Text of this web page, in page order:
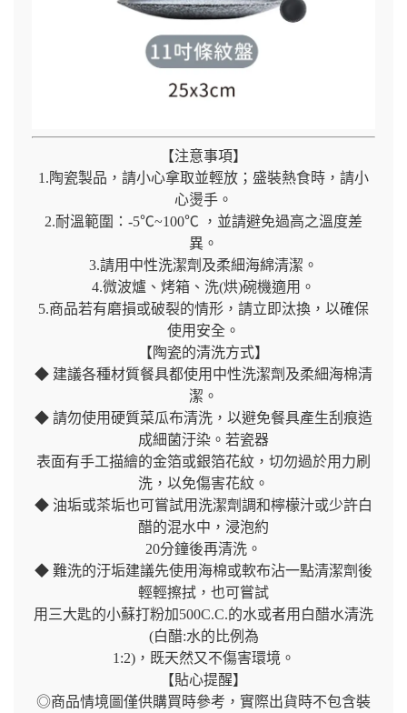
【注意事項】
1.陶瓷製品，請小心拿取並輕放；盛裝熱食時，請小
心燙手。
2.耐溫範圍：-5℃~100℃ ，並請避免過高之溫度差
異。
3.請用中性洗潔劑及柔細海綿清潔。
4.微波爐、烤箱、洗(烘)碗機適用。
5.商品若有磨損或破裂的情形，請立即汰換，以確保
使用安全。
【陶瓷的清洗方式】
◆ 建議各種材質餐具都使用中性洗潔劑及柔細海棉清
潔。
◆ 請勿使用硬質菜瓜布清洗，以避免餐具產生刮痕造
成細菌汙染。若瓷器
表面有手工描繪的金箔或銀箔花紋，切勿過於用力刷
洗，以免傷害花紋。
◆ 油垢或茶垢也可嘗試用洗潔劑調和檸檬汁或少許白
醋的混水中，浸泡約
20分鐘後再清洗。
◆ 難洗的汙垢建議先使用海棉或軟布沾一點清潔劑後
輕輕擦拭，也可嘗試
用三大匙的小蘇打粉加500C.C.的水或者用白醋水清洗
(白醋:水的比例為
1:2)，既天然又不傷害環境。
【貼心提醒】
◎商品情境圖僅供購買時參考，實際出貨時不包含裝